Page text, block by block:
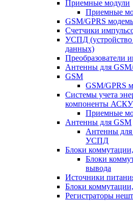
Приемные модули
Приемные
GSM/GPRS
Счетчики
УСПД (устройство
данных)
Преобразователи
Антенны для
GSM
GSM/GPRS
Системы учета
компоненты
Приемные
Антенны для GSM
Антенны
УСПД
Блоки
Блоки
вывода
Источники
Блоки
Регистраторы